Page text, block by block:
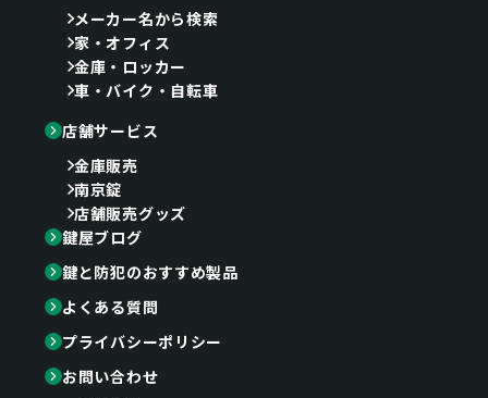
メーカー名から検索
家・オフィス
金庫・ロッカー
車・バイク・自転車
店舗サービス
金庫販売
南京錠
店舗販売グッズ
鍵屋ブログ
鍵と防犯のおすすめ製品
よくある質問
プライバシーポリシー
お問い合わせ